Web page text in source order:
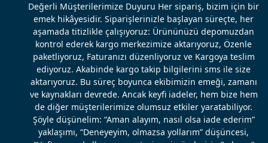
Değerli Müşterilerimize Duyuru Her sipariş, bizim için bir
emek hikâyesidir. Siparişlerinizle başlayan süreçte, her
aşamada titizlikle çalışıyoruz: Ürününüzü depomuzdan
kontrol ederek kargo merkezimize aktarıyoruz, Özenle
paketliyoruz, Faturanızı düzenliyoruz ve Kargoya teslim
ediyoruz. Akabinde kargo takip bilgilerini sms ile size
aktarıyoruz. Bu süreç boyunca ekibimizin emeği, zamanı
ve kaynakları devrede. Ancak keyfi iadeler, hem bize hem
de diğer müşterilerimize olumsuz etkiler yaratabiliyor.
Şöyle düşünelim: “Aman alayım, nasıl olsa iade ederim”
yaklaşımı, “Deneyeyim, olmazsa yollarım” düşüncesi,